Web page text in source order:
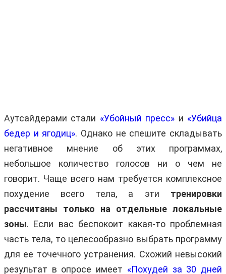
Аутсайдерами стали «Убойный пресс» и «Убийца
бедер и ягодиц». Однако не спешите складывать
негативное мнение об этих программах,
небольшое количество голосов ни о чем не
говорит. Чаще всего нам требуется комплексное
похудение всего тела, а эти тренировки
рассчитаны только на отдельные локальные
зоны. Если вас беспокоит какая-то проблемная
часть тела, то целесообразно выбрать программу
для ее точечного устранения. Схожий невысокий
результат в опросе имеет «Похудей за 30 дней